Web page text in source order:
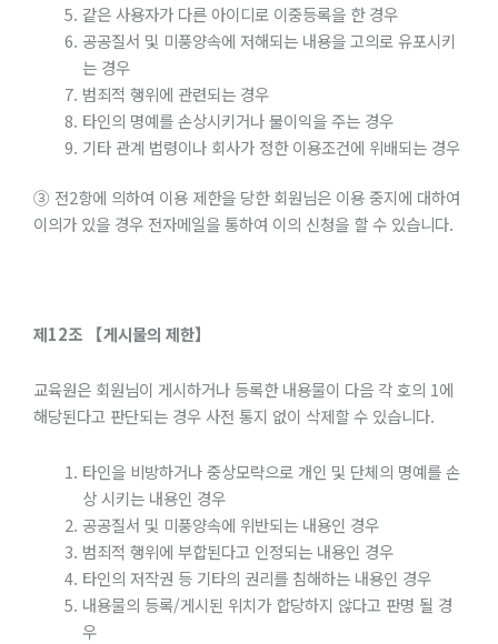
같은 사용자가 다른 아이디로 이중등록을 한 경우
공공질서 및 미풍양속에 저해되는 내용을 고의로 유포시키
는 경우
범죄적 행위에 관련되는 경우
타인의 명예를 손상시키거나 불이익을 주는 경우
기타 관계 법령이나 회사가 정한 이용조건에 위배되는 경우
③ 전2항에 의하여 이용 제한을 당한 회원님은 이용 중지에 대하여
이의가 있을 경우 전자메일을 통하여 이의 신청을 할 수 있습니다.
제12조 【게시물의 제한】
교육원은 회원님이 게시하거나 등록한 내용물이 다음 각 호의 1에
해당된다고 판단되는 경우 사전 통지 없이 삭제할 수 있습니다.
타인을 비방하거나 중상모략으로 개인 및 단체의 명예를 손
상 시키는 내용인 경우
공공질서 및 미풍양속에 위반되는 내용인 경우
범죄적 행위에 부합된다고 인정되는 내용인 경우
타인의 저작권 등 기타의 권리를 침해하는 내용인 경우
내용물의 등록/게시된 위치가 합당하지 않다고 판명 될 경
우